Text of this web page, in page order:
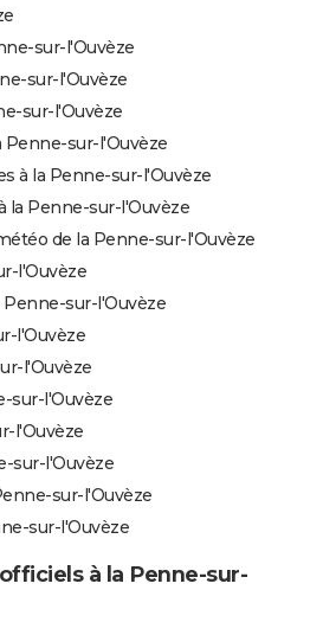
sur-l'Ouvèze
sur-l'Ouvèze
sur-l'Ouvèze
sur-l'Ouvèze
à la Penne-sur-l'Ouvèze
la Penne-sur-l'Ouvèze
de la Penne-sur-l'Ouvèze
l'Ouvèze
sur-l'Ouvèze
l'Ouvèze
l'Ouvèze
sur-l'Ouvèze
l'Ouvèze
sur-l'Ouvèze
sur-l'Ouvèze
sur-l'Ouvèze
à la Penne-sur-